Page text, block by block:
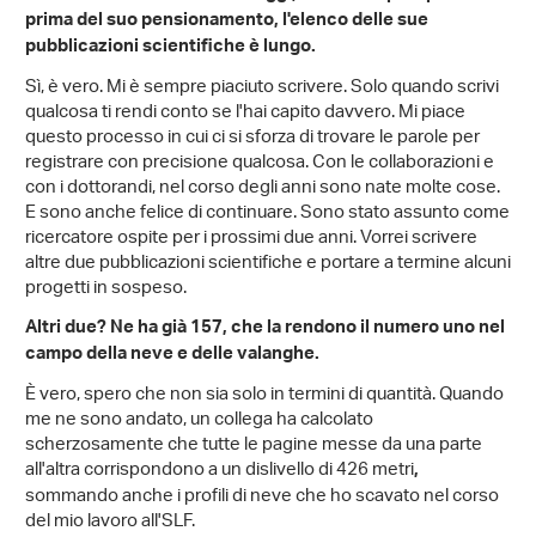
prima del suo pensionamento, l'elenco delle sue
pubblicazioni scientifiche è lungo.
Sì, è vero. Mi è sempre piaciuto scrivere. Solo quando scrivi
qualcosa ti rendi conto se l'hai capito davvero. Mi piace
questo processo in cui ci si sforza di trovare le parole per
registrare con precisione qualcosa. Con le collaborazioni e
con i dottorandi, nel corso degli anni sono nate molte cose.
E sono anche felice di continuare. Sono stato assunto come
ricercatore ospite per i prossimi due anni. Vorrei scrivere
altre due pubblicazioni scientifiche e portare a termine alcuni
progetti in sospeso.
Altri due? Ne ha già 157, che la rendono il numero uno nel
campo della neve e delle valanghe.
È vero, spero che non sia solo in termini di quantità. Quando
me ne sono andato, un collega ha calcolato
scherzosamente che tutte le pagine messe da una parte
all'altra corrispondono a un dislivello di 426 metri,
sommando anche i profili di neve che ho scavato nel corso
del mio lavoro all'SLF.